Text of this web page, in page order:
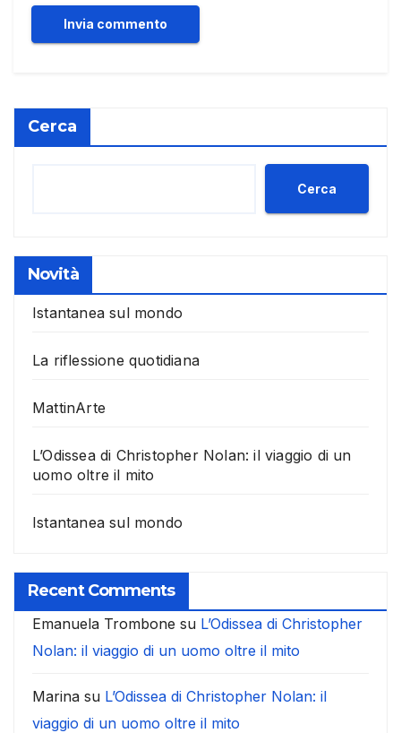
Cerca
Cerca
Novità
Istantanea sul mondo
La riflessione quotidiana
MattinArte
L’Odissea di Christopher Nolan: il viaggio di un
uomo oltre il mito
Istantanea sul mondo
Recent Comments
Emanuela Trombone su L’Odissea di Christopher
Nolan: il viaggio di un uomo oltre il mito
Marina su L’Odissea di Christopher Nolan: il
viaggio di un uomo oltre il mito